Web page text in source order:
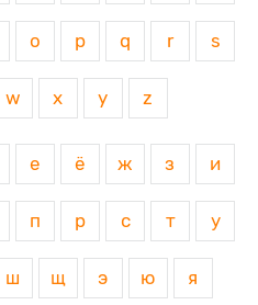
o p q r s
w x y z
е ё ж з и
п р с т у
ш щ э ю я